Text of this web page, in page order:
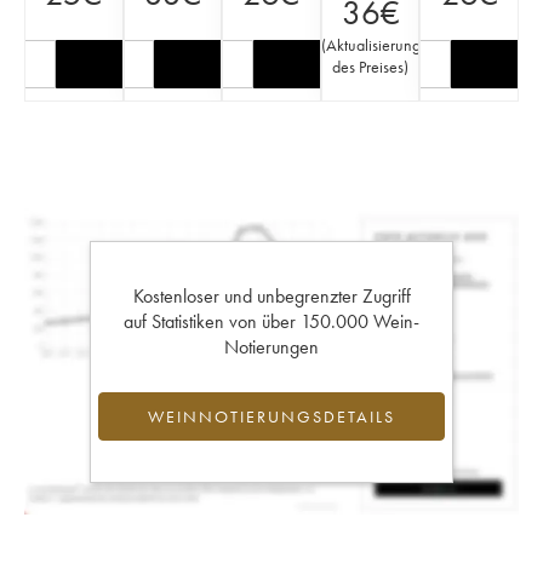
36€
(Aktualisierung
des Preises)
Kostenloser und unbegrenzter Zugriff
auf Statistiken von über 150.000 Wein-
Notierungen
WEINNOTIERUNGSDETAILS